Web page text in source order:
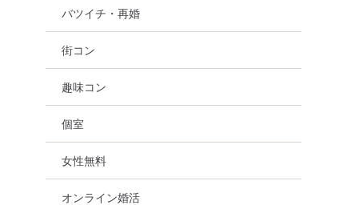
バツイチ・再婚
街コン
趣味コン
個室
女性無料
オンライン婚活